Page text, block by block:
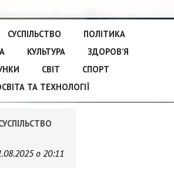
СУСПІЛЬСТВО
ПОЛІТИКА
КУЛЬТУРА
ЗДОРОВ’Я
СВІТ
СПОРТ
ТА ТЕХНОЛОГІЇ
о 20:11